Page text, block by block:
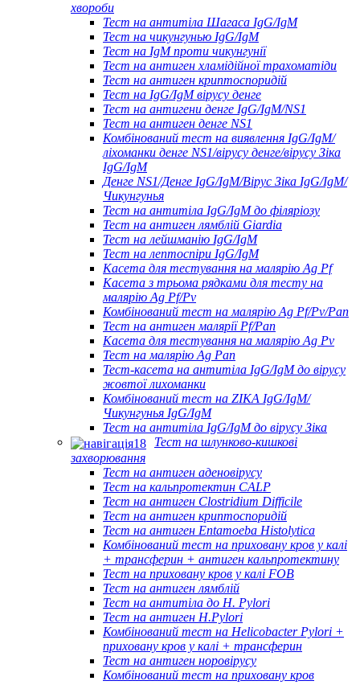
хвороби
Тест на антитіла Шагаса IgG/IgM
Тест на чикунгунью IgG/IgM
Тест на IgM проти чикунгунії
Тест на антиген хламідійної трахоматіди
Тест на антиген криптоспоридій
Тест на IgG/IgM вірусу денге
Тест на антигени денге IgG/IgM/NS1
Тест на антиген денге NS1
Комбінований тест на виявлення IgG/IgM/
ліхоманки денге NS1/вірусу денге/вірусу Зіка
IgG/IgM
Денге NS1/Денге IgG/IgM/Вірус Зіка IgG/IgM/
Чикунгунья
Тест на антитіла IgG/IgM до філяріозу
Тест на антиген лямблій Giardia
Тест на лейшманію IgG/IgM
Тест на лептоспіри IgG/IgM
Касета для тестування на малярію Ag Pf
Касета з трьома рядками для тесту на
малярію Ag Pf/Pv
Комбінований тест на малярію Ag Pf/Pv/Pan
Тест на антиген малярії Pf/Pan
Касета для тестування на малярію Ag Pv
Тест на малярію Ag Pan
Тест-касета на антитіла IgG/IgM до вірусу
жовтої лихоманки
Комбінований тест на ZIKA IgG/IgM/
Чикунгунья IgG/IgM
Тест на антитіла IgG/IgM до вірусу Зіка
Тест на шлунково-кишкові
захворювання
Тест на антиген аденовірусу
Тест на кальпротектин CALP
Тест на антиген Clostridium Difficile
Тест на антиген криптоспоридій
Тест на антиген Entamoeba Histolytica
Комбінований тест на приховану кров у калі
+ трансферин + антиген кальпротектину
Тест на приховану кров у калі FOB
Тест на антиген лямблій
Тест на антитіла до H. Pylori
Тест на антиген H.Pylori
Комбінований тест на Helicobacter Pylori +
приховану кров у калі + трансферин
Тест на антиген норовірусу
Комбінований тест на приховану кров